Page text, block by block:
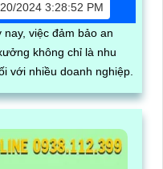
2024 3:28:52 PM
việc đảm bảo an
không chỉ là nhu
với nhiều doanh nghiệp.